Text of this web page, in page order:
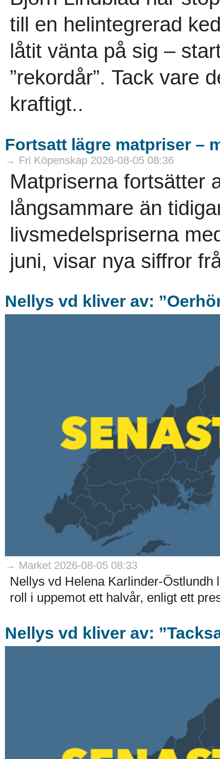
till en helintegrerad
låtit vänta på sig –
”rekordår”. Tack vare
kraftigt..
Fortsatt lägre matpriser –
→ Fri Köpenskap 2026-08-05 08:36
Matpriserna fortsätter
långsammare än
livsmedelspriserna
juni, visar nya siffror
Nellys vd kliver av:
→ Market 2026-08-05 08:33
Nellys vd Helena Karlinder-
roll i uppemot ett halvår, enligt ett
Nellys vd kliver av: